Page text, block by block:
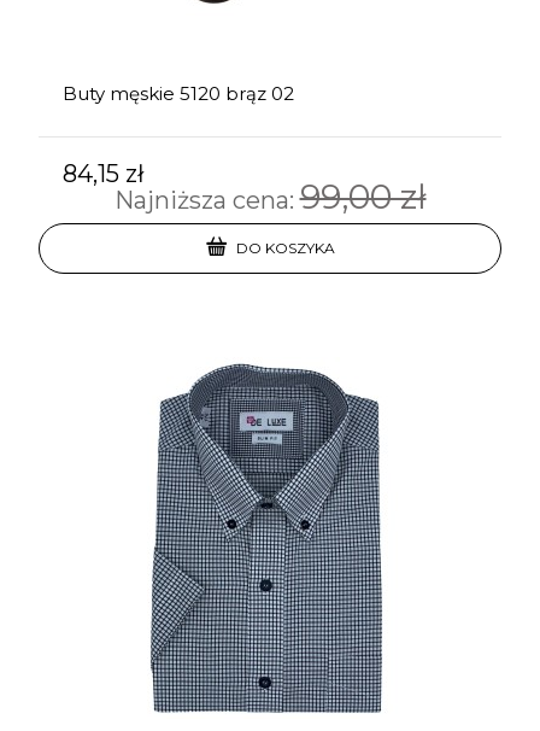
Buty męskie 5120 brąz 02
84,15 zł
Najniższa cena:99,00 zł
DO KOSZYKA